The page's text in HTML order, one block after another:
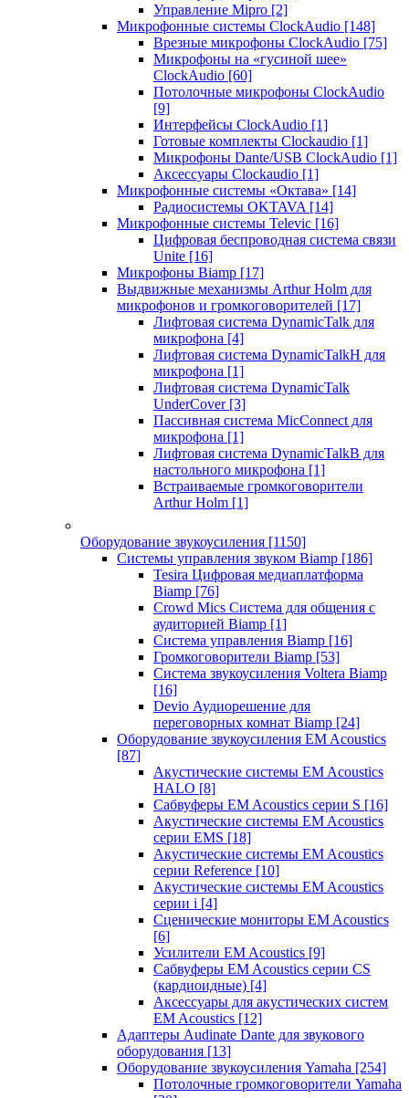
Управление Mipro [2]
Микрофонные системы ClockAudio [148]
Врезные микрофоны ClockAudio [75]
Микрофоны на «гусиной шее»
ClockAudio [60]
Потолочные микрофоны ClockAudio
[9]
Интерфейсы ClockAudio [1]
Готовые комплекты Clockaudio [1]
Микрофоны Dante/USB ClockAudio [1]
Аксессуары Clockaudio [1]
Микрофонные системы «Октава» [14]
Радиосистемы OKTAVA [14]
Микрофонные системы Televic [16]
Цифровая беспроводная система связи
Unite [16]
Микрофоны Biamp [17]
Выдвижные механизмы Arthur Holm для
микрофонов и громкоговорителей [17]
Лифтовая система DynamicTalk для
микрофона [4]
Лифтовая система DynamicTalkH для
микрофона [1]
Лифтовая система DynamicTalk
UnderCover [3]
Пассивная система MicConnect для
микрофона [1]
Лифтовая система DynamicTalkB для
настольного микрофона [1]
Встраиваемые громкоговорители
Arthur Holm [1]
Оборудование звукоусиления [1150]
Системы управления звуком Biamp [186]
Tesira Цифровая медиаплатформа
Biamp [76]
Crowd Mics Система для общения с
аудиторией Biamp [1]
Система управления Biamp [16]
Громкоговорители Biamp [53]
Система звукоусиления Voltera Biamp
[16]
Devio Аудиорешение для
переговорных комнат Biamp [24]
Оборудование звукоусиления EM Acoustics
[87]
Акустические системы EM Acoustics
HALO [8]
Сабвуферы EM Acoustics серии S [16]
Акустические системы EM Acoustics
серии EMS [18]
Акустические системы EM Acoustics
серии Reference [10]
Акустические системы EM Acoustics
серии i [4]
Сценические мониторы EM Acoustics
[6]
Усилители EM Acoustics [9]
Сабвуферы EM Acoustics серии CS
(кардиоидные) [4]
Аксессуары для акустических систем
EM Acoustics [12]
Адаптеры Audinate Dante для звукового
оборудования [13]
Оборудование звукоусиления Yamaha [254]
Потолочные громкоговорители Yamaha